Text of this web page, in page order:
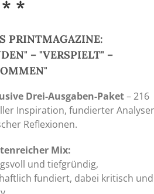
*
PRINTMAGAZINE:
– "VERSPIELT" –
Drei-Ausgaben-Paket– 216
Inspiration, fundierter
Reflexionen.
Mix:
und tiefgründig,
fundiert, dabei kritisch und